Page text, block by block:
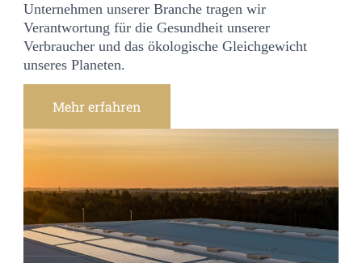
Unternehmen unserer Branche tragen wir
Verantwortung für die Gesundheit unserer
Verbraucher und das ökologische Gleichgewicht
unseres Planeten.
Mehr erfahren